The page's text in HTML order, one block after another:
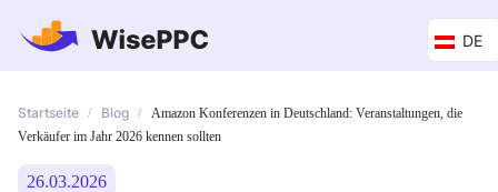
DE
Startseite / Blog /
Amazon Konferenzen in Deutschland: Veranstaltungen, die
Verkäufer im Jahr 2026 kennen sollten
26.03.2026